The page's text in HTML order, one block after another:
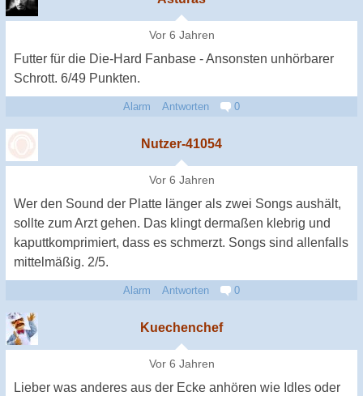
Vor 6 Jahren
Futter für die Die-Hard Fanbase - Ansonsten unhörbarer
Schrott. 6/49 Punkten.
Alarm Antworten 0
Nutzer-41054
Vor 6 Jahren
Wer den Sound der Platte länger als zwei Songs aushält,
sollte zum Arzt gehen. Das klingt dermaßen klebrig und
kaputtkomprimiert, dass es schmerzt. Songs sind allenfalls
mittelmäßig. 2/5.
Alarm Antworten 0
Kuechenchef
Vor 6 Jahren
Lieber was anderes aus der Ecke anhören wie Idles oder